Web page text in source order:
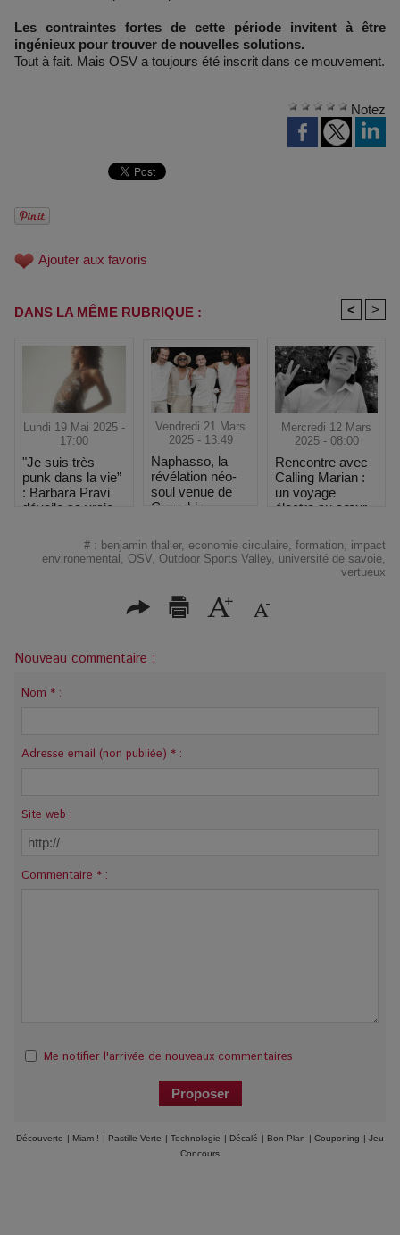
Les contraintes fortes de cette période invitent à être
ingénieux pour trouver de nouvelles solutions.
Tout à fait. Mais OSV a toujours été inscrit dans ce mouvement.
Notez
Ajouter aux favoris
DANS LA MÊME RUBRIQUE : < >
Lundi 19 Mai 2025 -
17:00
"Je suis très
punk dans la vie”
: Barbara Pravi
dévoile sa vraie
Printemps de
Bourges
Vendredi 21 Mars
2025 - 13:49
Naphasso, la
révélation néo-
soul venue de
Grenoble
Mercredi 12 Mars
2025 - 08:00
Rencontre avec
Calling Marian :
un voyage
électro au cœur
# : benjamin thaller, economie circulaire formation impact
environemental
OSV, Outdoor Sports Valley université de savoie
vertueux
Nouveau commentaire :
Nom * :
Adresse email (non publiée) * :
Site web :
Commentaire * :
Me notifier l'arrivée de nouveaux commentaires
Découverte | Miam ! | Pastille Verte | Technologie | Décalé | Bon Plan | Couponing | Jeu
Concours